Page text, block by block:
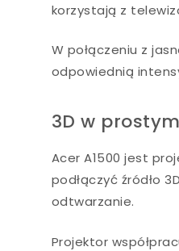
korzystają z
W połączeniu z
odpowiednią
3D w
Acer A1500 jest
podłączyć źródło
odtwarzanie.
Projektor